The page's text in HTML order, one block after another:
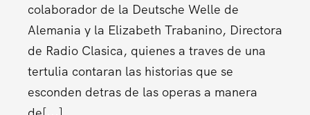
colaborador de la Deutsche Welle de
Alemania y la Elizabeth Trabanino, Directora
de Radio Clasica, quienes a traves de una
tertulia contaran las historias que se
esconden detras de las operas a manera